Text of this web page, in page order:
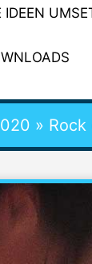
IDEEN
» Rock